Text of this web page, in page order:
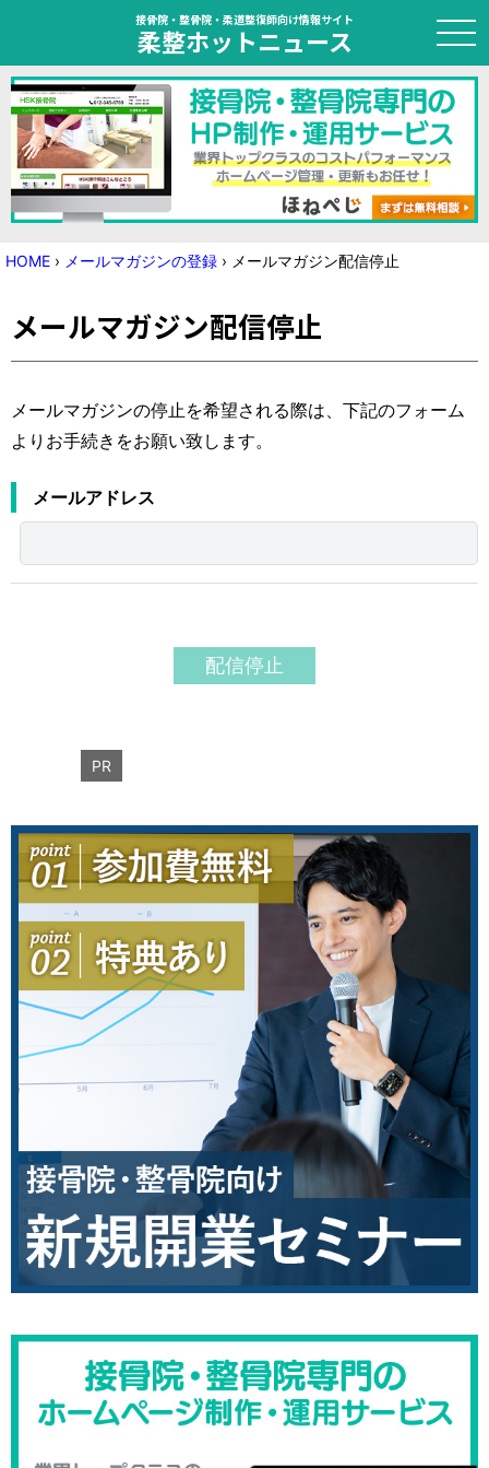
接骨院・整骨院・柔道整復師向け情報サイト
柔整ホットニュース
HOME
トピック
ニュース
学会・セミナー情報
プライバシーポリシー
運営元
HOME › メールマガジンの登録 › メールマガジン配信停止
メールマガジン配信停止
メールマガジンの停止を希望される際は、下記のフォーム
よりお手続きをお願い致します。
メールアドレス
PR